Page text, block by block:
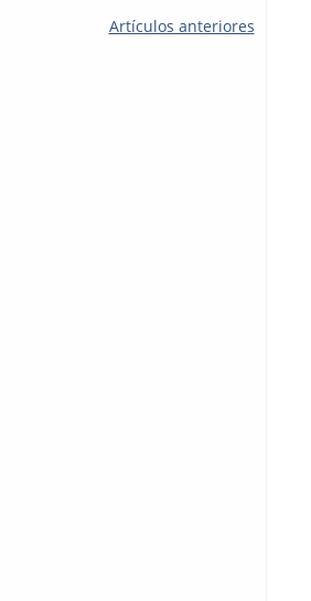
Artículos anteriores